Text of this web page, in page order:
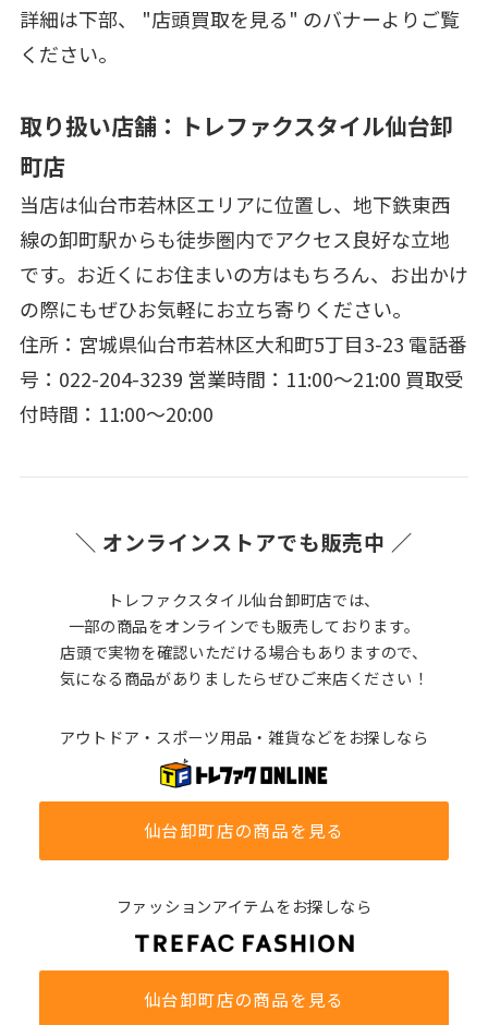
詳細は下部、 "店頭買取を見る" のバナーよりご覧
ください。
取り扱い店舗：トレファクスタイル仙台卸
町店
当店は仙台市若林区エリアに位置し、地下鉄東西
線の卸町駅からも徒歩圏内でアクセス良好な立地
です。お近くにお住まいの方はもちろん、お出かけ
の際にもぜひお気軽にお立ち寄りください。
住所：宮城県仙台市若林区大和町5丁目3-23 電話番
号：022-204-3239 営業時間：11:00～21:00 買取受
付時間：11:00～20:00
＼ オンラインストアでも販売中 ／
トレファクスタイル仙台卸町店では、
一部の商品をオンラインでも販売しております。
店頭で実物を確認いただける場合もありますので、
気になる商品がありましたらぜひご来店ください！
アウトドア・スポーツ用品・雑貨などをお探しなら
仙台卸町店の商品を見る
ファッションアイテムをお探しなら
仙台卸町店の商品を見る